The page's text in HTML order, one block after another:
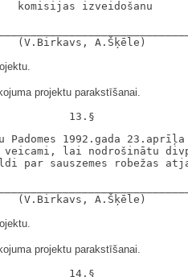
projektu parakstīšanai.
1992.gada 23.aprīļa
lai nodrošinātu
robežas
projektu parakstīšanai.